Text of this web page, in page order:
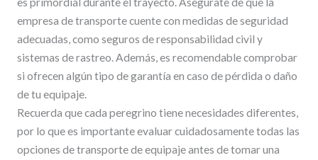
empresa de transporte cuente con medidas de seguridad
adecuadas, como seguros de responsabilidad civil y
sistemas de rastreo. Además, es recomendable comprobar
si ofrecen algún tipo de garantía en caso de pérdida o daño
de tu equipaje.
Recuerda que cada peregrino tiene necesidades diferentes,
por lo que es importante evaluar cuidadosamente todas las
opciones de transporte de equipaje antes de tomar una